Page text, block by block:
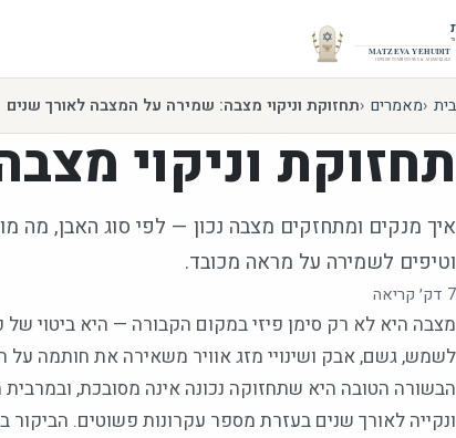
בית מאמרים תחזוקת וניקוי מצבה: שמירה על המצבה לאורך שנים
תחזוקת וניקוי
איך מנקים ומתחזקים מצבה נכון — לפי סוג האבן, מה
וטיפים לשמירה על מראה מכובד.
7 דק׳ קריאה
מצבה היא לא רק סימן פיזי במקום הקבורה — היא ביטוי של
לשמש, גשם, אבק ושינויי מזג אוויר משאירה את חותמה על
הבשורה הטובה היא שתחזוקה נכונה אינה מסובכת,
ונקייה לאורך שנים בעזרת מספר עקרונות פשוטים. הביקור